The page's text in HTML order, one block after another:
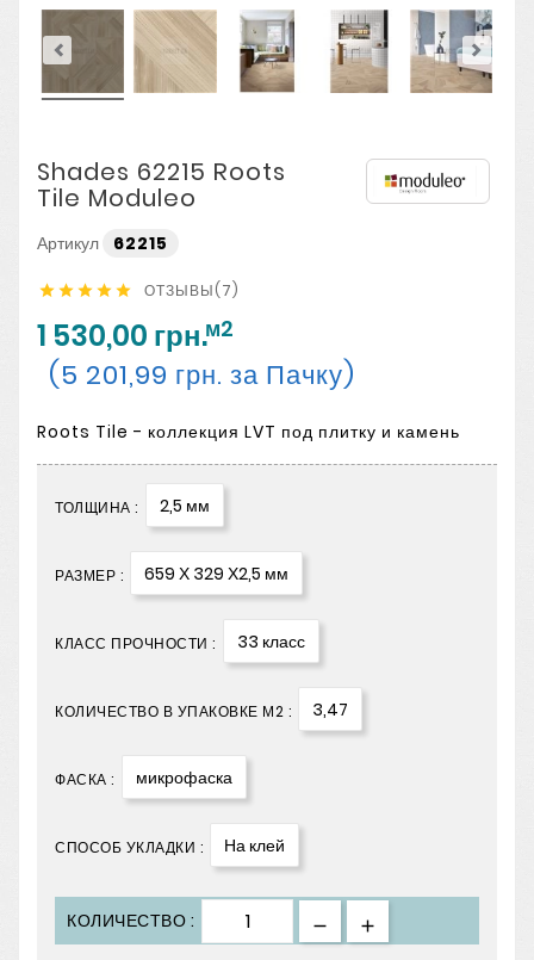
Shades 62215 Roots
Tile Moduleo
Артикул 62215
     ОТЗЫВЫ(7)
1 530,00 грн.м2
(5 201,99 грн. за Пачку)
Roots Tile - коллекция LVT под плитку и камень
ТОЛЩИНА : 2,5 мм
РАЗМЕР : 659 Х 329 Х2,5 мм
КЛАСС ПРОЧНОСТИ : 33 класс
КОЛИЧЕСТВО В УПАКОВКЕ М2 : 3,47
ФАСКА : микрофаска
СПОСОБ УКЛАДКИ : На клей
КОЛИЧЕСТВО :